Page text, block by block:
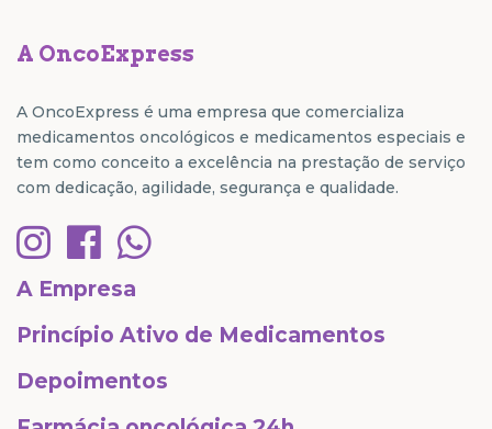
A OncoExpress
A OncoExpress é uma empresa que comercializa
medicamentos oncológicos e medicamentos especiais e
tem como conceito a excelência na prestação de serviço
com dedicação, agilidade, segurança e qualidade.
A Empresa
Princípio Ativo de Medicamentos
Depoimentos